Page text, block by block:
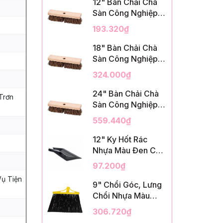
Tiện
12" Bàn Chải Chà
Sàn Công Nghiệp,
Sợi Palmyra, InsuX
INXDS1, 12
Cái/Thùng (12"
Brush Deck Scrub,
193.320₫
18" Bàn Chải Chà
Sàn Công Nghiệp,
Sợi Palmyra, InsuX
INXDS2, 12
Cái/Thùng (18"
Brush Deck Scrub,
324.000₫
24" Bàn Chải Chà
Sàn Công Nghiệp,
Sợi Palmyra, InsuX
INXDS2, 12
Cái/Thùng (24"
Brush Deck Scrub ,
559.440₫
12" Ky Hốt Rác
Nhựa Màu Đen Có
Tay Cầm, InsuX
INXSHD01, 12
Cái/Thùng, Mã
IMPA 174141 (12"
Black Plastic)
97.200₫
9" Chổi Góc, Lưng
Chổi Nhựa Màu
Vàng, Lông PET
Màu Đen, Kèm Cán
306.720₫